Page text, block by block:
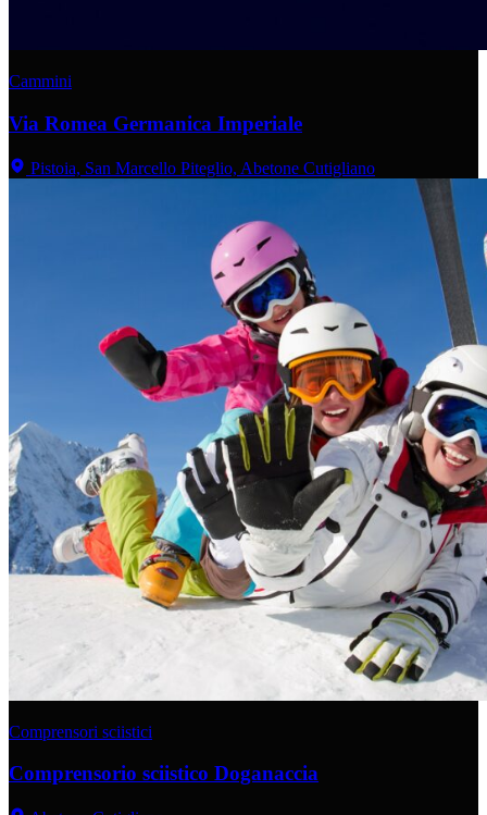
Cammini
Via Romea Germanica Imperiale
Pistoia, San Marcello Piteglio, Abetone Cutigliano
Comprensori sciistici
Comprensorio sciistico Doganaccia